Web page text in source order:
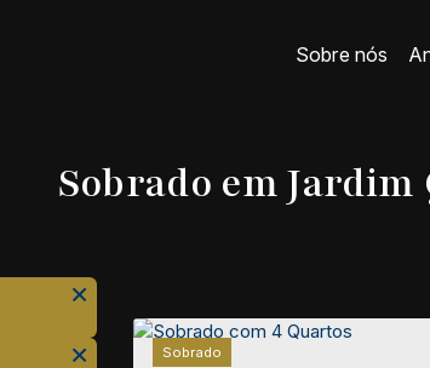
Sobre nós
Sobrado em
Sobrado